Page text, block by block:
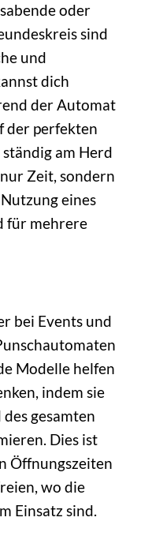
oder
sind
und
dich
der Automat
der perfekten
am Herd
Zeit, sondern
eines
für mehrere
bei Events und
Modelle helfen
indem sie
gesamten
Dies ist
Öffnungszeiten
wo die
Einsatz sind.